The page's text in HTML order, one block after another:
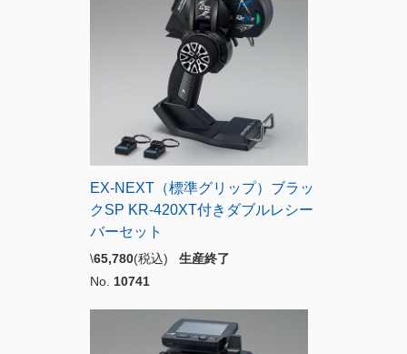
EX-NEXT（標準グリップ）ブラッ
クSP KR-420XT付きダブルレシー
バーセット
\65,780(税込) 生産終了
No. 10741